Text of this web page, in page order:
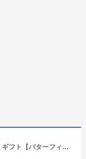
【ポイント10倍 2/13 14:00〜3/16 9:59】お菓子 ギフト【バターフィナンシェ4個入】個包装 スイーツ フィナンシェ 焼き菓子 洋菓子 内祝い お祝い 出産祝い お礼 可愛い おしゃれ 職場 退職 菓子折り ご挨拶 東京 お土産 手土産 人気 プレゼント バターバトラー ホワイトデー